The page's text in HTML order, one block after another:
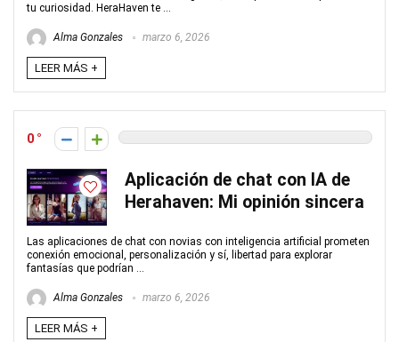
tu curiosidad. HeraHaven te ...
Alma Gonzales marzo 6, 2026
LEER MÁS +
0
Aplicación de chat con IA de
Herahaven: Mi opinión sincera
Las aplicaciones de chat con novias con inteligencia artificial prometen
conexión emocional, personalización y sí, libertad para explorar
fantasías que podrían ...
Alma Gonzales marzo 6, 2026
LEER MÁS +